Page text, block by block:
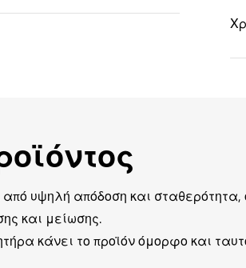
υψηλή απόδοση και
και μείωσης.
κάνει το προϊόν όμορφο και